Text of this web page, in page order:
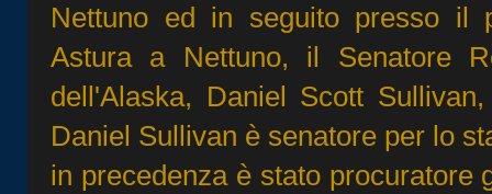
Nettuno ed in seguito presso il
Astura a Nettuno, il Senatore
dell'Alaska, Daniel Scott
Daniel Sullivan è senatore per lo
in precedenza è stato procuratore